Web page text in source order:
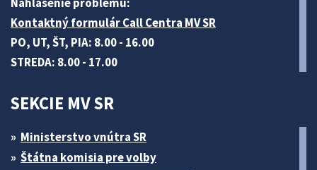
Kontaktný formulár Call Centra MV SR
PO, UT, ŠT, PIA: 8.00 - 16.00
STREDA: 8.00 - 17.00
SEKCIE MV SR
Ministerstvo vnútra SR
Štátna komisia pre volby